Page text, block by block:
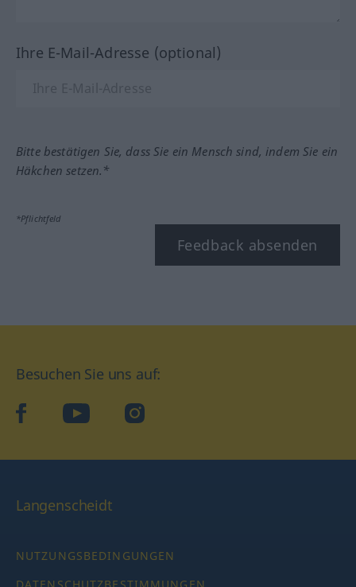
Ihre E-Mail-Adresse (optional)
Bitte bestätigen Sie, dass Sie ein Mensch sind, indem Sie ein
Häkchen setzen.*
*Pflichtfeld
Feedback absenden
Besuchen Sie uns auf:
facebookYouTube Instagram
Langenscheidt
NUTZUNGSBEDINGUNGEN